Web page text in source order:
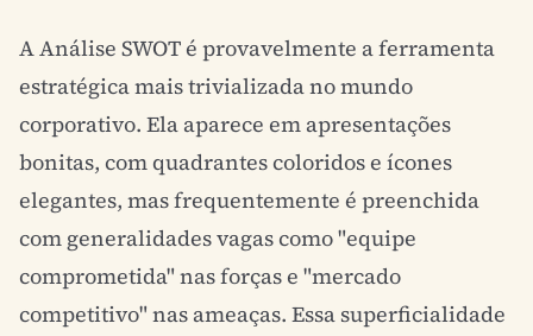
A Análise SWOT é provavelmente a ferramenta
estratégica mais trivializada no mundo
corporativo. Ela aparece em apresentações
bonitas, com quadrantes coloridos e ícones
elegantes, mas frequentemente é preenchida
com generalidades vagas como "equipe
comprometida" nas forças e "mercado
competitivo" nas ameaças. Essa superficialidade